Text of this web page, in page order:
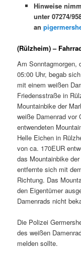
Hinweise
unter 07274/
an
(Rülzheim) –
Am Sonntagmorgen,
05:00 Uhr, begab
mit einem weißen
Friedensstraße in
Mountainbike der
weiße Damenrad vor
entwendeten
Helle Eichen in
von ca. 170EUR
das Mountainbike
entfernte sich mit
Richtung. Das
den Eigentümer
Damenrads nicht
Die Polizei
des weißen
melden sollte.